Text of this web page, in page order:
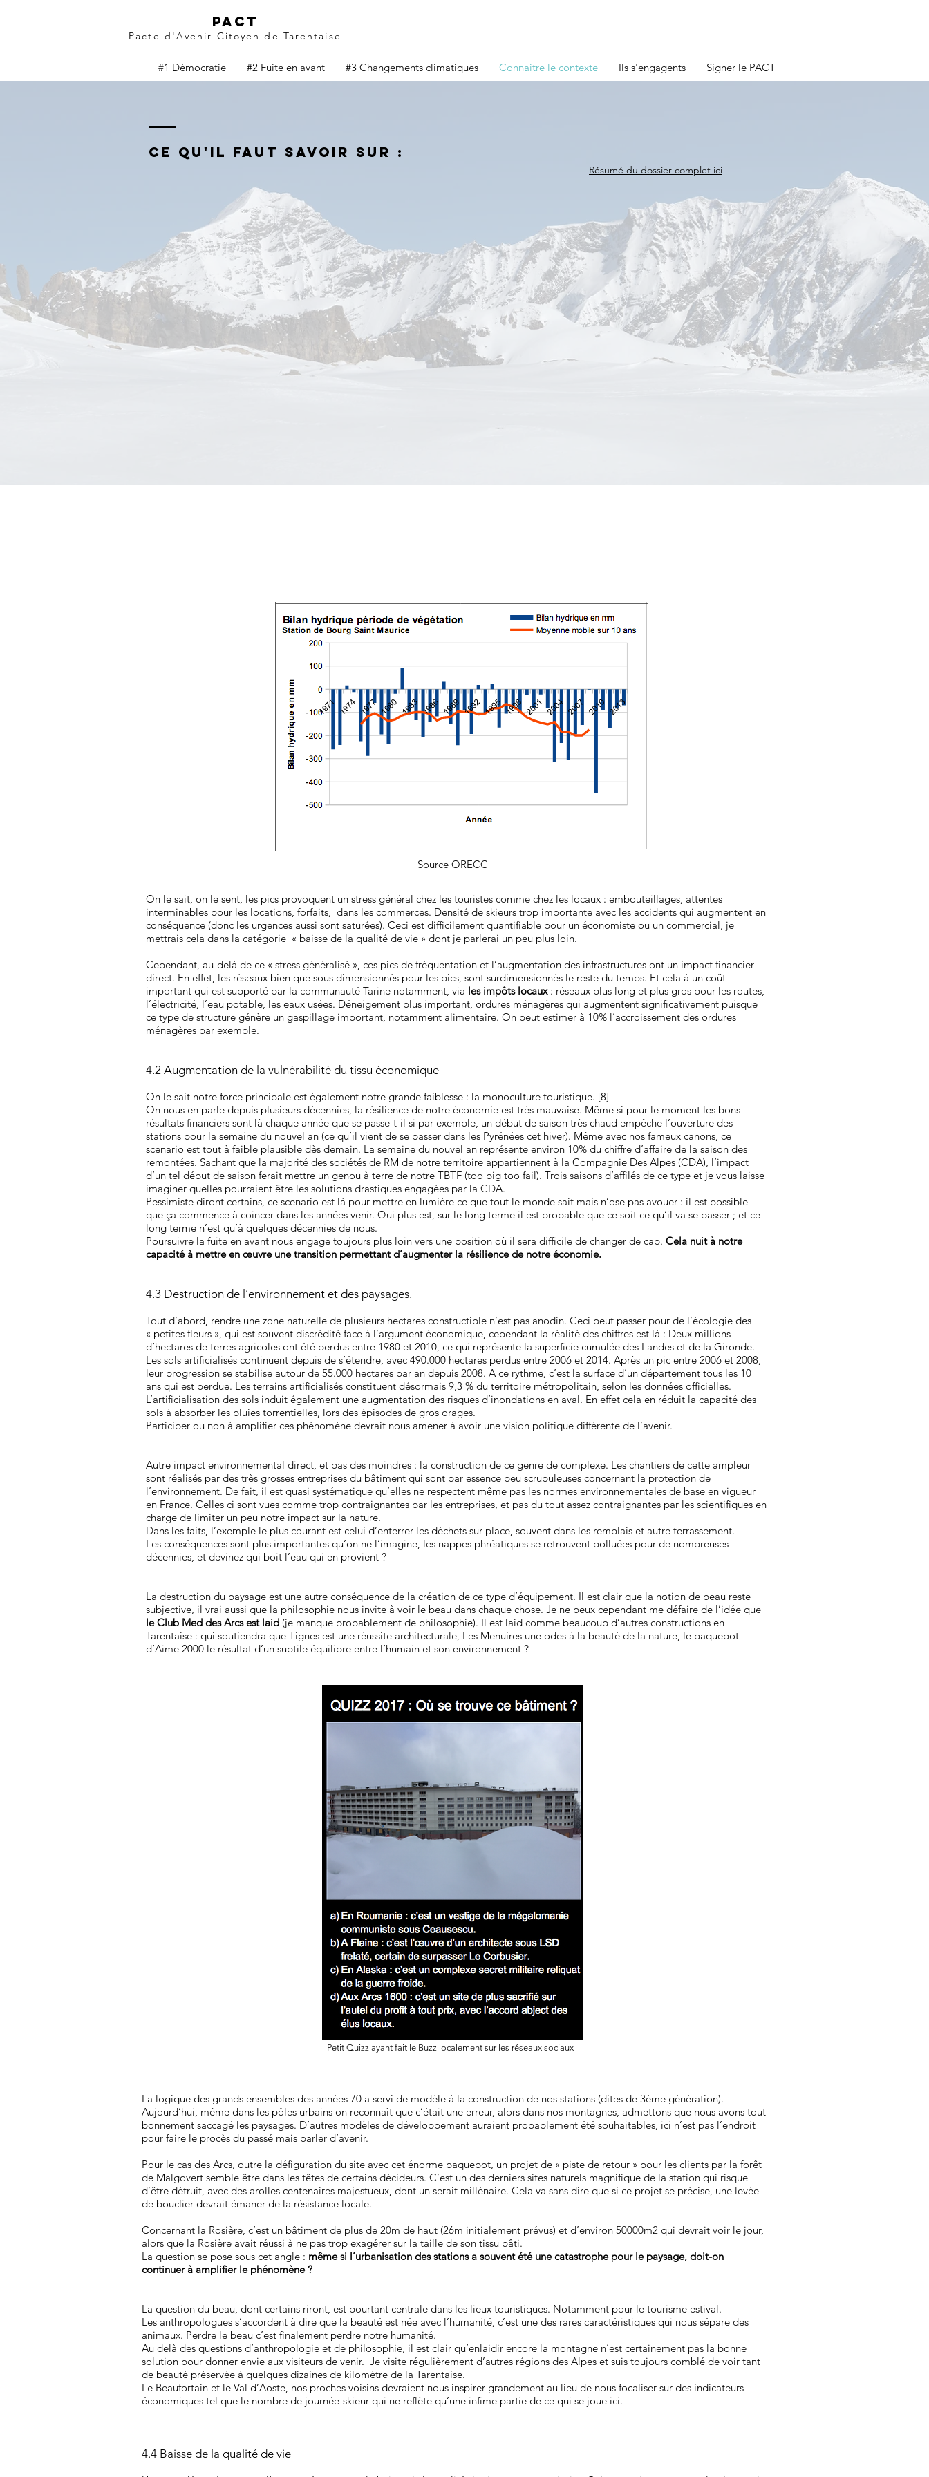
pact
Pacte d'Avenir Citoyen de Tarentaise
#1 Démocratie #2 Fuite en avant #3 Changements climatiques Connaitre le contexte Ils s'engagents Signer le PACT
ce qu'il faut savoir sur :
Résumé du dossier complet ici
Source ORECC
On le sait, on le sent, les pics provoquent un stress général chez les touristes comme chez les locaux : embouteillages, attentes
interminables pour les locations, forfaits, dans les commerces. Densité de skieurs trop importante avec les accidents qui augmentent en
conséquence (donc les urgences aussi sont saturées). Ceci est difficilement quantifiable pour un économiste ou un commercial, je
mettrais cela dans la catégorie « baisse de la qualité de vie » dont je parlerai un peu plus loin.
Cependant, au-delà de ce « stress généralisé », ces pics de fréquentation et l’augmentation des infrastructures ont un impact financier
direct. En effet, les réseaux bien que sous dimensionnés pour les pics, sont surdimensionnés le reste du temps. Et cela à un coût
important qui est supporté par la communauté Tarine notamment, via les impôts locaux: réseaux plus long et plus gros pour les routes,
l’électricité, l’eau potable, les eaux usées. Déneigement plus important, ordures ménagères qui augmentent significativement puisque
ce type de structure génère un gaspillage important, notamment alimentaire. On peut estimer à 10% l’accroissement des ordures
ménagères par exemple.
4.2 Augmentation de la vulnérabilité du tissu économique
On le sait notre force principale est également notre grande faiblesse : la monoculture touristique. [8]
On nous en parle depuis plusieurs décennies, la résilience de notre économie est très mauvaise. Même si pour le moment les bons
résultats financiers sont là chaque année que se passe-t-il si par exemple, un début de saison très chaud empêche l’ouverture des
stations pour la semaine du nouvel an (ce qu’il vient de se passer dans les Pyrénées cet hiver). Même avec nos fameux canons, ce
scenario est tout à faible plausible dès demain. La semaine du nouvel an représente environ 10% du chiffre d’affaire de la saison des
remontées. Sachant que la majorité des sociétés de RM de notre territoire appartiennent à la Compagnie Des Alpes (CDA), l’impact
d’un tel début de saison ferait mettre un genou à terre de notre TBTF (too big too fail). Trois saisons d’affilés de ce type et je vous laisse
imaginer quelles pourraient être les solutions drastiques engagées par la CDA.
Pessimiste diront certains, ce scenario est là pour mettre en lumière ce que tout le monde sait mais n’ose pas avouer : il est possible
que ça commence à coincer dans les années venir. Qui plus est, sur le long terme il est probable que ce soit ce qu’il va se passer ; et ce
long terme n’est qu’à quelques décennies de nous.
Poursuivre la fuite en avant nous engage toujours plus loin vers une position où il sera difficile de changer de cap. Cela nuit à notre
capacité à mettre en œuvre une transition permettant d’augmenter la résilience de notre économie.
4.3 Destruction de l’environnement et des paysages.
Tout d’abord, rendre une zone naturelle de plusieurs hectares constructible n’est pas anodin. Ceci peut passer pour de l’écologie des
« petites fleurs », qui est souvent discrédité face à l’argument économique, cependant la réalité des chiffres est là : Deux millions
d’hectares de terres agricoles ont été perdus entre 1980 et 2010, ce qui représente la superficie cumulée des Landes et de la Gironde.
Les sols artificialisés continuent depuis de s’étendre, avec 490.000 hectares perdus entre 2006 et 2014. Après un pic entre 2006 et 2008,
leur progression se stabilise autour de 55.000 hectares par an depuis 2008. A ce rythme, c’est la surface d’un département tous les 10
ans qui est perdue. Les terrains artificialisés constituent désormais 9,3 % du territoire métropolitain, selon les données officielles.
L’artificialisation des sols induit également une augmentation des risques d’inondations en aval. En effet cela en réduit la capacité des
sols à absorber les pluies torrentielles, lors des épisodes de gros orages.
Participer ou non à amplifier ces phénomène devrait nous amener à avoir une vision politique différente de l’avenir.
Autre impact environnemental direct, et pas des moindres : la construction de ce genre de complexe. Les chantiers de cette ampleur
sont réalisés par des très grosses entreprises du bâtiment qui sont par essence peu scrupuleuses concernant la protection de
l’environnement. De fait, il est quasi systématique qu’elles ne respectent même pas les normes environnementales de base en vigueur
en France. Celles ci sont vues comme trop contraignantes par les entreprises, et pas du tout assez contraignantes par les scientifiques en
charge de limiter un peu notre impact sur la nature.
Dans les faits, l’exemple le plus courant est celui d’enterrer les déchets sur place, souvent dans les remblais et autre terrassement.
Les conséquences sont plus importantes qu’on ne l’imagine, les nappes phréatiques se retrouvent polluées pour de nombreuses
décennies, et devinez qui boit l’eau qui en provient ?
La destruction du paysage est une autre conséquence de la création de ce type d’équipement. Il est clair que la notion de beau reste
subjective, il vrai aussi que la philosophie nous invite à voir le beau dans chaque chose. Je ne peux cependant me défaire de l’idée que
le Club Med des Arcs est laid (je manque probablement de philosophie). Il est laid comme beaucoup d’autres constructions en
Tarentaise : qui soutiendra que Tignes est une réussite architecturale, Les Menuires une odes à la beauté de la nature, le paquebot
d’Aime 2000 le résultat d’un subtile équilibre entre l’humain et son environnement ?
Petit Quizz ayant fait le Buzz localement sur les réseaux sociaux
La logique des grands ensembles des années 70 a servi de modèle à la construction de nos stations (dites de 3ème génération).
Aujourd’hui, même dans les pôles urbains on reconnaît que c’était une erreur, alors dans nos montagnes, admettons que nous avons tout
bonnement saccagé les paysages. D’autres modèles de développement auraient probablement été souhaitables, ici n’est pas l’endroit
pour faire le procès du passé mais parler d’avenir.
Pour le cas des Arcs, outre la défiguration du site avec cet énorme paquebot, un projet de « piste de retour » pour les clients par la forêt
de Malgovert semble être dans les têtes de certains décideurs. C’est un des derniers sites naturels magnifique de la station qui risque
d’être détruit, avec des arolles centenaires majestueux, dont un serait millénaire. Cela va sans dire que si ce projet se précise, une levée
de bouclier devrait émaner de la résistance locale.
Concernant la Rosière, c’est un bâtiment de plus de 20m de haut (26m initialement prévus) et d’environ 50000m2 qui devrait voir le jour,
alors que la Rosière avait réussi à ne pas trop exagérer sur la taille de son tissu bâti.
La question se pose sous cet angle : même si l’urbanisation des stations a souvent été une catastrophe pour le paysage, doit-on
continuer à amplifier le phénomène ?
La question du beau, dont certains riront, est pourtant centrale dans les lieux touristiques. Notamment pour le tourisme estival.
Les anthropologues s’accordent à dire que la beauté est née avec l’humanité, c’est une des rares caractéristiques qui nous sépare des
animaux. Perdre le beau c’est finalement perdre notre humanité.
Au delà des questions d’anthropologie et de philosophie, il est clair qu’enlaidir encore la montagne n’est certainement pas la bonne
solution pour donner envie aux visiteurs de venir. Je visite régulièrement d’autres régions des Alpes et suis toujours comblé de voir tant
de beauté préservée à quelques dizaines de kilomètre de la Tarentaise.
Le Beaufortain et le Val d’Aoste, nos proches voisins devraient nous inspirer grandement au lieu de nous focaliser sur des indicateurs
économiques tel que le nombre de journée-skieur qui ne reflète qu’une infime partie de ce qui se joue ici.
4.4 Baisse de la qualité de vie